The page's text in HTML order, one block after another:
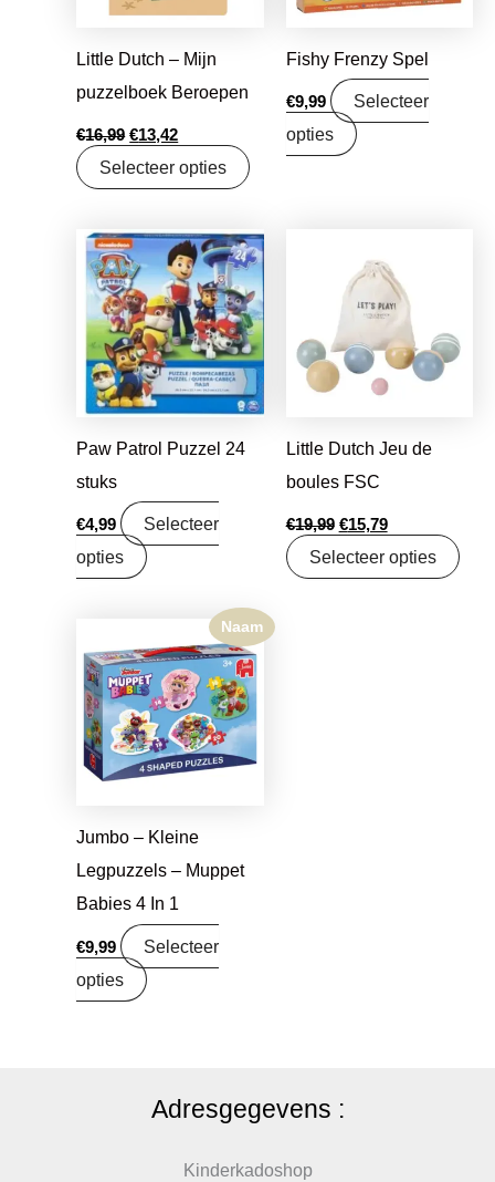
Little Dutch – Mijn
puzzelboek Beroepen
€16,99 €13,42
Selecteer opties
Fishy Frenzy Spel
€9,99
Selecteer
opties
Paw Patrol Puzzel 24
stuks
€4,99
Selecteer
opties
Little Dutch Jeu de
boules FSC
€19,99
prijs
was:
€19,99.
€15,79
is:
€15,79.
Selecteer opties
Naam
Jumbo – Kleine
Legpuzzels – Muppet
Babies 4 In 1
€9,99
Selecteer
opties
Adresgegevens :
Kinderkadoshop